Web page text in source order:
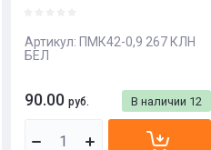
Артикул: ПМК42-0,9 267 КЛН
БЕЛ
В наличии 12
90.00 руб.